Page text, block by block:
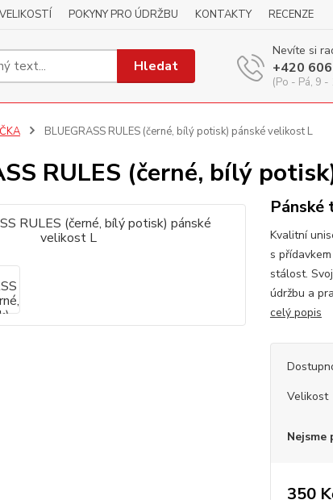
POKYNY PRO ÚDRŽBU KONTAKTY RECENZE
Hledat
Nevíte si
+420
(Po - Pá, 9 -
BLUEGRASS RULES (černé, bílý potisk) pánské velikost L
RULES (černé, bílý
Pánské
Kvalitní
s
stálost.
údržbu a
celý popis
Velikost
Nejsme
350